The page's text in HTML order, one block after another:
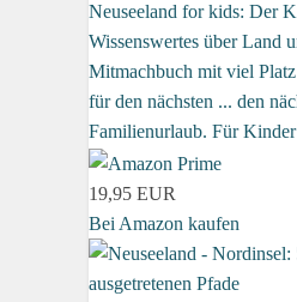
Neuseeland for kids: Der
Wissenswertes über Land
Mitmachbuch mit viel
für den nächsten ... den
Familienurlaub. Für
19,95 EUR
Bei Amazon kaufen